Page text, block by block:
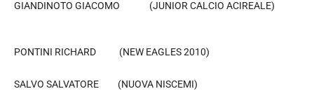
GIANDINOTO GIACOMO (JUNIOR CALCIO ACIREALE)
PONTINI RICHARD (NEW EAGLES 2010)
SALVO SALVATORE (NUOVA NISCEMI)